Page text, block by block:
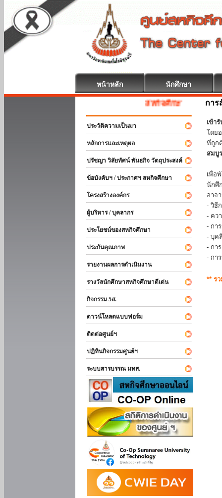
หน้าหลัก นักศึกษา
สหกิจศึกษา ยินดีต้อนรับ
ประวัติความเป็นมา
หลักการและเหตุผล
ปรัชญา วิสัยทัศน์ พันธกิจ วัตถุประสงค์
ข้อบังคับฯ / ประกาศฯ สหกิจศึกษา
โครงสร้างองค์กร
ผู้บริหาร / บุคลากร
ประโยชน์ของสหกิจศึกษา
ประกันคุณภาพ
รายงานผลการดำเนินงาน
รางวัลนักศึกษาสหกิจศึกษาดีเด่น
กิจกรรม 5ส.
ดาวน์โหลดแบบฟอร์ม
ติดต่อศูนย์ฯ
ปฏิทินกิจกรรมศูนย์ฯ
ระบบสารบรรณ มทส.
การ
เข้า
โดย
ที่ถูก
สมบู
เพื่อ
นักศึ
อาจ
- วิธี
- คว
- กา
- บุค
- กา
- กา
** ร